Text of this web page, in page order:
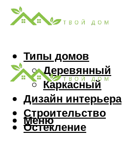
Типы домов
Деревянный
Каркасный
Дизайн интерьера
Строительство
Остекление
Меню